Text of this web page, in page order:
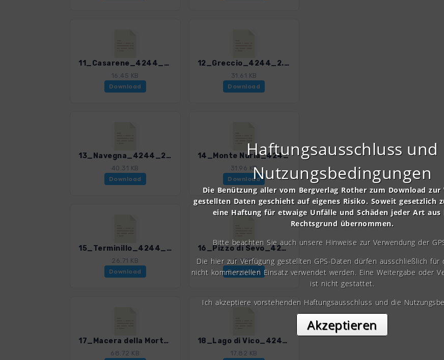
11_Casarene_4244_2.gpx
16.45 KB
Download
12_Greccio_4244_2.gpx
31.61 KB
Download
13_Navegna_4244_2.gpx
40.31 KB
Download
14_Monte Nuria_4244_2.gpx
31.96 KB
Download
15_Terminillo_4244_2.gpx
26.71 KB
Download
16_Pizzo di Sevo_4244_2.gpx
9.8 KB
Download
17_Macera della Morte_4244_2.gpx
68.72 KB
18_Lago di Vico_4244_2.gpx
17.82 KB
Haftungsausschluss und
Nutzungsbedingungen
Die Benützung aller vom Bergverlag Rother zum Download zur
gestellten Daten geschieht auf eigenes Risiko. Soweit gesetzlich
eine Haftung für etwaige Unfälle und Schäden jeder Art aus
Rechtsgrund übernommen.
Bitte beachten Sie auch unsere Hinweise zur Verwendung der
Die hier zur Verfügung gestellten GPS-Daten dürfen ausschließlich für
nicht kommerziellen Einsatz verwendet werden. Eine Weitergabe oder
ist nicht gestattet.
Ich akzeptiere vorstehenden Haftungsausschluss und die
Akzeptieren